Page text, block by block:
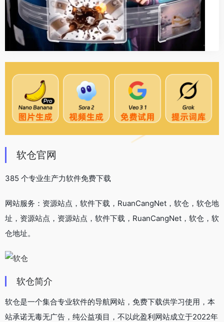
软仓官网
385 个专业生产力软件免费下载
网站服务：资源站点，软件下载，RuanCangNet，软仓，软仓地
址，资源站点，资源站点，软件下载，RuanCangNet，软仓，软
仓地址。
软仓简介
软仓是一个集合专业软件的导航网站，免费下载供学习使用，本
站承诺无毒无广告，纯公益项目，不以此盈利网站成立于2022年